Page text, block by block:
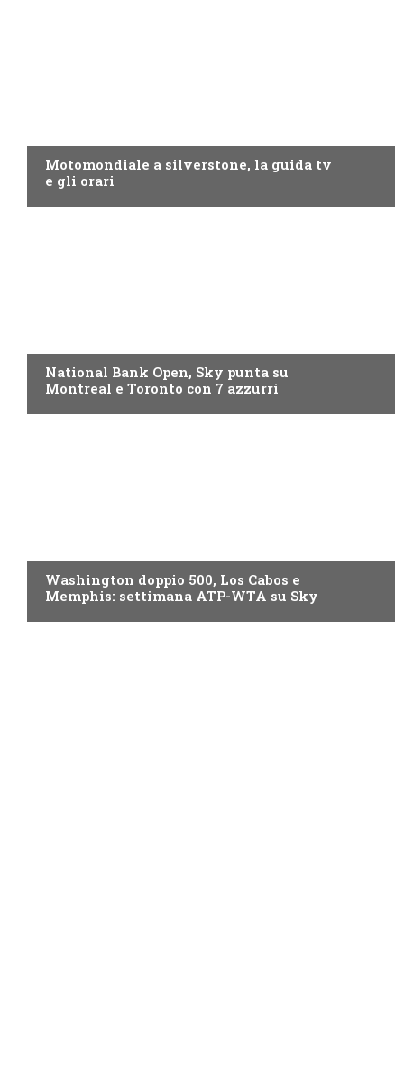
Motomondiale a silverstone, la guida tv
e gli orari
National Bank Open, Sky punta su
Montreal e Toronto con 7 azzurri
Washington doppio 500, Los Cabos e
Memphis: settimana ATP-WTA su Sky